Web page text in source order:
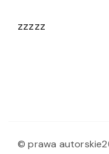
zzzzz
© prawa